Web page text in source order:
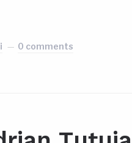
0 comments